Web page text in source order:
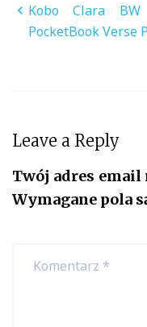
wpisu
Kobo Clara BW
PocketBook Verse
Leave a Reply
Twój adres
Wymagane pola